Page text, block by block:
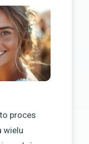
proces
wielu